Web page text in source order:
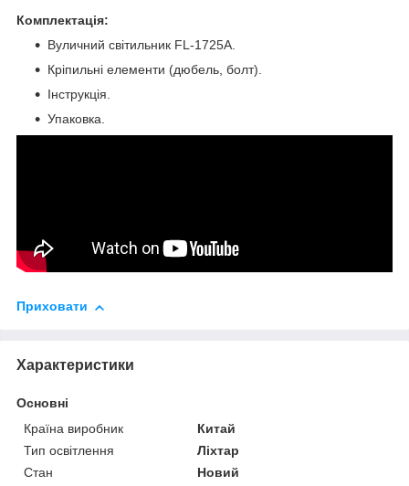
Комплектація:
Вуличний світильник FL-1725А.
Кріпильні елементи (дюбель, болт).
Інструкція.
Упаковка.
Приховати
Характеристики
Основні
Країна виробник
Китай
Тип освітлення
Ліхтар
Стан
Новий